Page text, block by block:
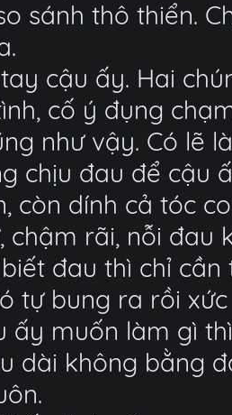
sánh thô thiển.
cậu ấy. Hai
cố ý đụng
như vậy. Có lẽ
chịu đau để cậu
còn dính cả tóc
rãi, nỗi đau
đau thì chỉ
tự bung ra rồi
ấy muốn làm gì
dài không bằng